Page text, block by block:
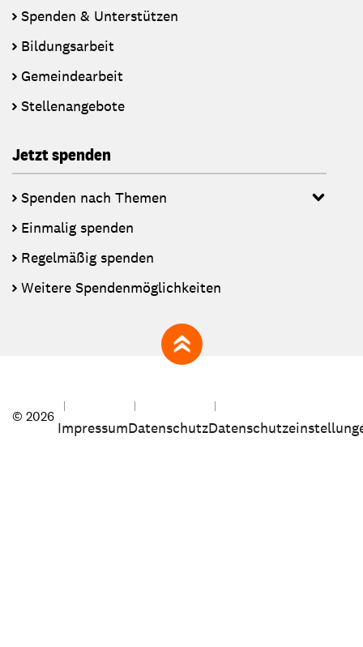
Spenden & Unterstützen
Bildungsarbeit
Gemeindearbeit
Stellenangebote
Jetzt spenden
Spenden nach Themen
Einmalig spenden
Regelmäßig spenden
Weitere Spendenmöglichkeiten
zum Seitenanfang
© 2026
ImpressumDatenschutz